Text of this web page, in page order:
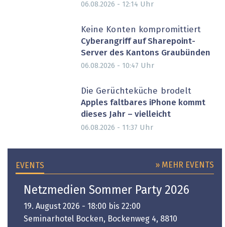
06.08.2026 - 12:14 Uhr
Keine Konten kompromittiert
Cyberangriff auf Sharepoint-
Server des Kantons Graubünden
06.08.2026 - 10:47 Uhr
Die Gerüchteküche brodelt
Apples faltbares iPhone kommt
dieses Jahr – vielleicht
06.08.2026 - 11:37 Uhr
EVENTS » MEHR EVENTS
Netzmedien Sommer Party 2026
19. August 2026 - 18:00 bis 22:00
Seminarhotel Bocken, Bockenweg 4, 8810